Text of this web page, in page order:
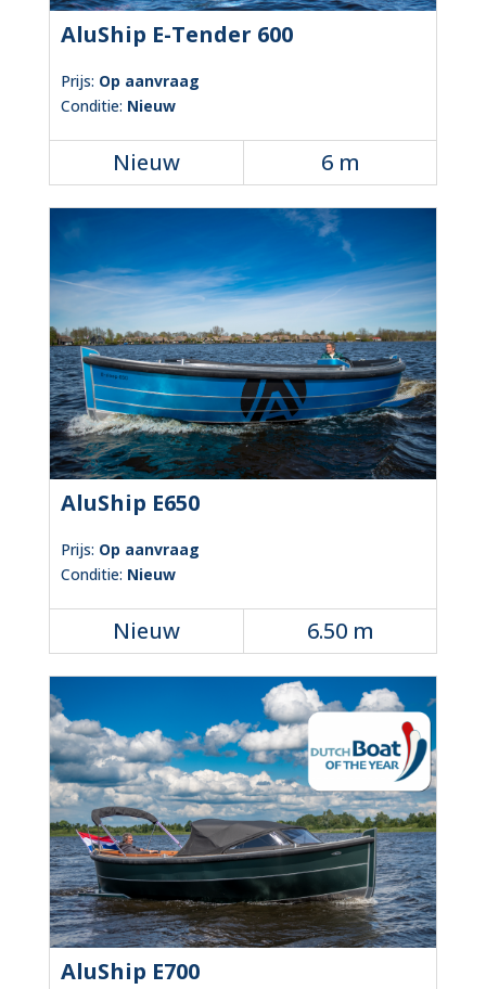
AluShip E-Tender 600
Prijs: Op aanvraag
Conditie: Nieuw
Nieuw 6 m
AluShip E650
Prijs: Op aanvraag
Conditie: Nieuw
Nieuw 6.50 m
AluShip E700